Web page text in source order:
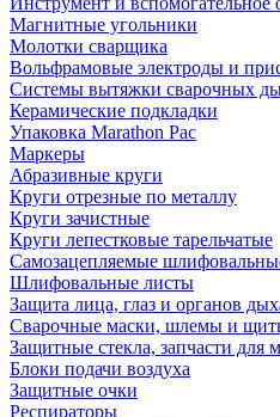
Магнитные угольники
Молотки сварщика
Вольфрамовые электроды и
Системы вытяжки сварочных
Керамические подкладки
Упаковка Marathon Pac
Маркеры
Абразивные круги
Круги отрезные по металлу
Круги зачистные
Круги лепестковые тарельчатые
Самозацепляемые
Шлифовальные листы
Защита лица, глаз и органов
Сварочные маски, шлемы и
Защитные стекла, запчасти для
Блоки подачи воздуха
Защитные очки
Респираторы